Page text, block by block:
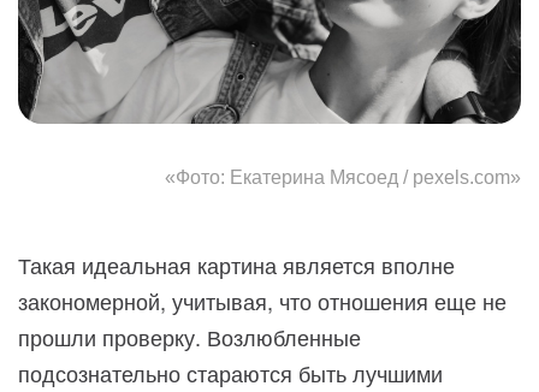
«Фото: Екатерина Мясоед / pexels.com»
Такая идеальная картина является вполне
закономерной, учитывая, что отношения еще не
прошли проверку. Возлюбленные
подсознательно стараются быть лучшими